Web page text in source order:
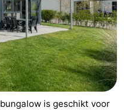
is geschikt voor